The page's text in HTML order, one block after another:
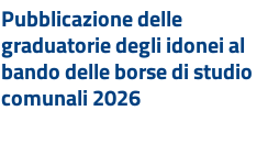
Pubblicazione delle
graduatorie degli idonei al
bando delle borse di studio
comunali 2026